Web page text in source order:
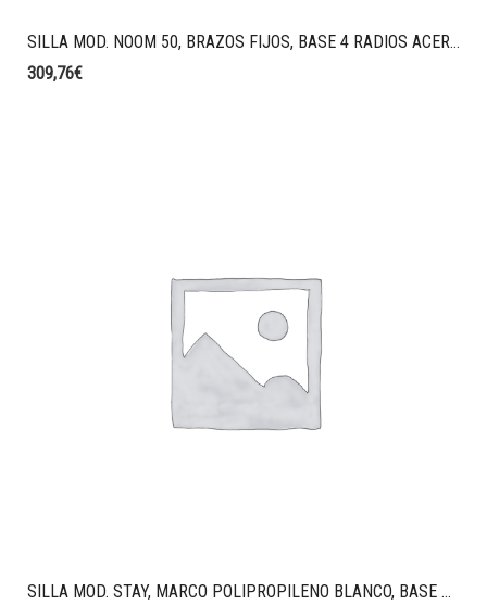
SILLA MOD. NOOM 50, BRAZOS FIJOS, BASE 4 RADIOS ACERO BLANCO, MONO CARCASA COLOR BLANCO.
309,76€
SILLA MOD. STAY, MARCO POLIPROPILENO BLANCO, BASE ALUMINIO BLANCO, BRAZOS 2D, RESPALDO MALLA STRING, ASIENTO TAPIZADO G0 COLOR NEGRO.